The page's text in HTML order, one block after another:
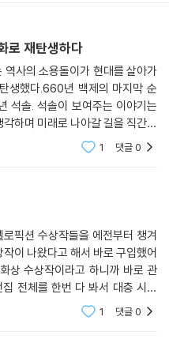
게 살면 좋을 텐데.”
국내 최초 어린이문학상인 황금
리킹, 마시멜로 픽션 등을 제정
국내 창작 아동문학의 발전을 도
상을 폭넓게 바라볼 시각을 전해
이다.
시대를 살아간 수많은 사람들의
지는 과거라도, 그 한가운데를
야기에 깊이 빠져들어 읽다 보
벽이 어느새 허물어지고, 과거
순간이 찾아든다. 비룡소 역사
적 상상력을 더한 흥미로운 이
.
개연성에 충실하면서도 흥미진
. 심사위원들로부터 높은 완성
로 재탄생하다
사의 소용돌이가 현대를 살아가
생했다.660년 백제의 마지막 순
석솔. 석솔이 보여주는 이야기는
하며 미래로 나아갈 길을 직간접
는 것, 소중한 건 반드시 내 손으
1 댓글0
픽션 수상작들을 에전부터 챙겨
이 나왔다고 해서 바로 구입했어
1 댓글0